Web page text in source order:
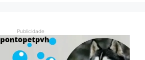
Publicidade